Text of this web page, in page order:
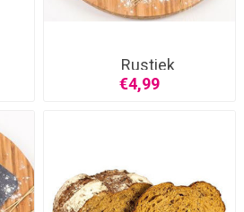
Rustiek
granen/zaden
€4,99